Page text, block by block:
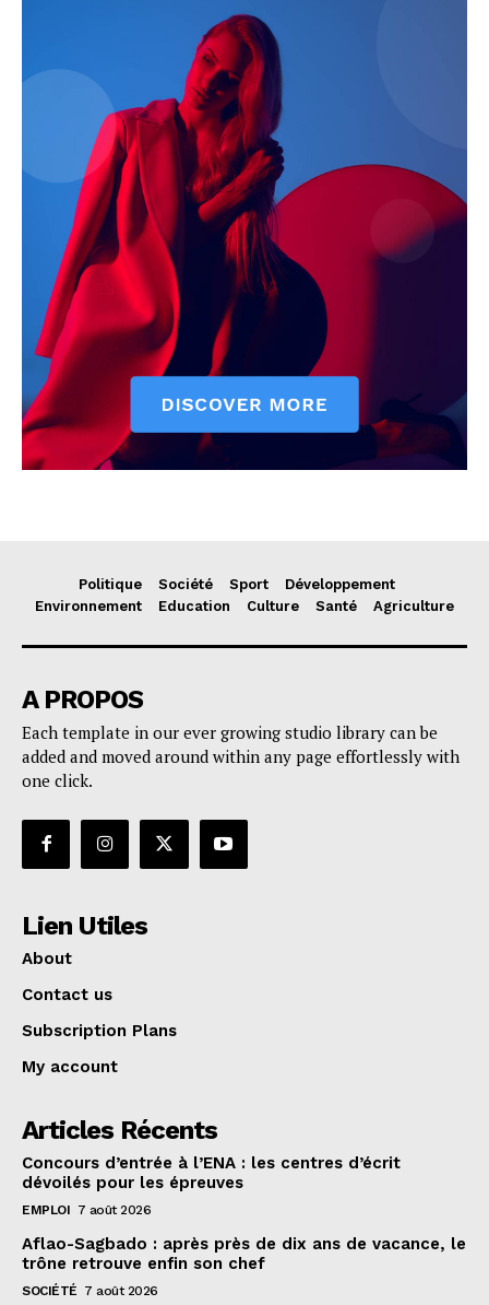
Politique Société Sport
Développement
Environnement
Education Culture Santé Agriculture
A PROPOS
Each template in our ever growing studio library can be
added and moved around within any page effortlessly with
one click.
Lien Utiles
About
Contact us
Subscription Plans
My account
Articles Récents
Concours d’entrée à l’ENA : les centres d’écrit
dévoilés pour les épreuves
EMPLOI 7 août 2026
Aflao-Sagbado : après près de dix ans de vacance, le
trône retrouve enfin son chef
SOCIÉTÉ 7 août 2026